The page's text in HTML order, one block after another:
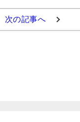
次の記事へ